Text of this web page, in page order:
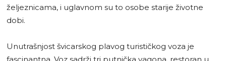
željeznicama, i uglavnom su to osobe starije životne
dobi.
Unutrašnjost švicarskog plavog turističkog voza je